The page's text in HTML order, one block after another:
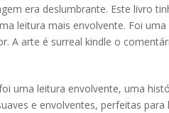
era deslumbrante. Este livro
leitura mais envolvente. Foi
A arte é surreal kindle o
uma leitura envolvente, uma
e envolventes, perfeitas